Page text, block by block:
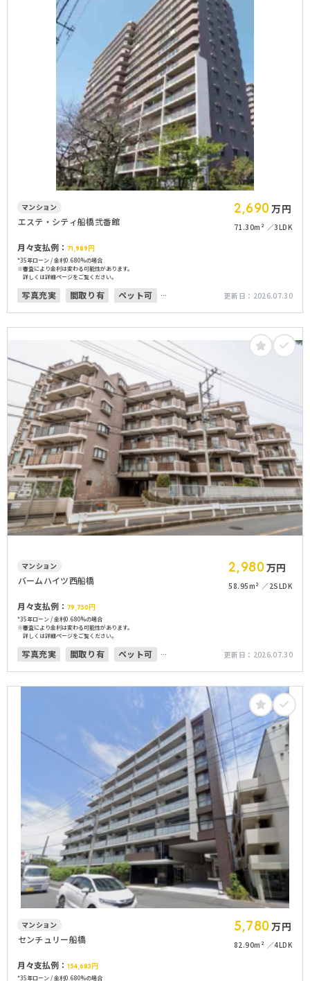
マンション
エステ・シティ船橋弐番館 2,690万円
71.30m² 3LDK
月々支払例： 71,989円
*35年ローン / 金利0.680%の場合
※審査により金利は変わる可能性があります。
詳しくは詳細ページをご覧ください。
写真充実 間取り有
ペット可
更新日： 2026.07.30
マンション
バームハイツ西船橋 2,980万円
58.95m² 2SLDK
月々支払例： 79,750円
*35年ローン / 金利0.680%の場合
※審査により金利は変わる可能性があります。
詳しくは詳細ページをご覧ください。
写真充実 間取り有
ペット可
更新日： 2026.07.30
マンション
センチュリー船橋 5,780万円
82.90m² 4LDK
月々支払例： 154,683円
*35年ローン / 金利0.680%の場合